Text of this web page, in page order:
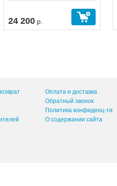
24 200 р.
Оплата и доставка
Обратный звонок
Политика конфиденц-ти
О содержании сайта